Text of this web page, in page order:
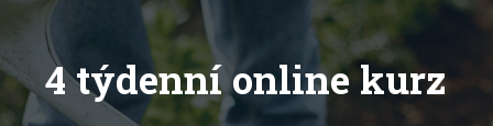
4 týdenní online kurz